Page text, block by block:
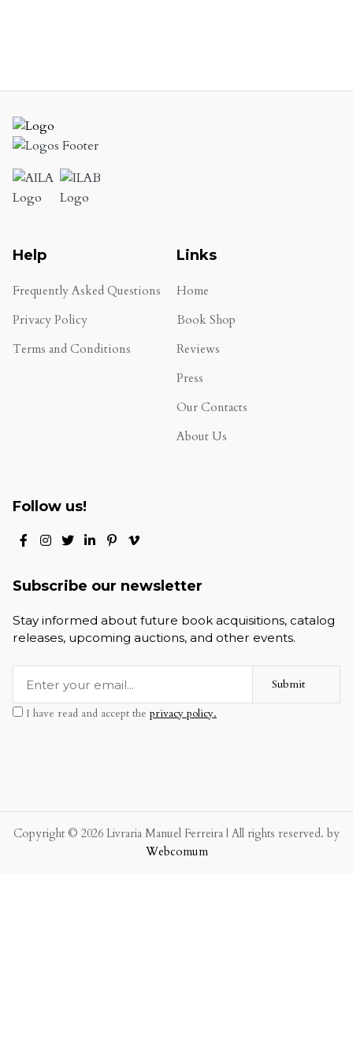
Help
Frequently Asked Questions
Privacy Policy
Terms and Conditions
Links
Home
Book Shop
Reviews
Press
Our Contacts
About Us
Follow us!
Subscribe our newsletter
Stay informed about future book acquisitions, catalog
releases, upcoming auctions, and other events.
Submit
I have read and accept the privacy policy.
Copyright © 2026 Livraria Manuel Ferreira | All rights reserved. by
Webcomum